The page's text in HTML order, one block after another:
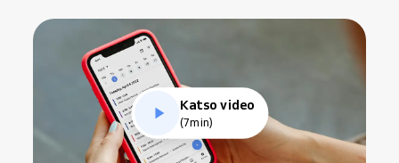
Katso video
(7min)